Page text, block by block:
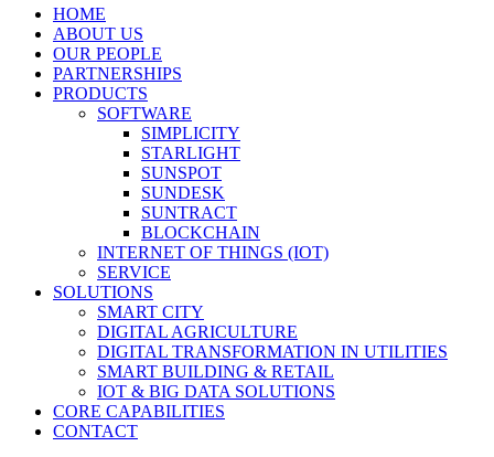
HOME
ABOUT US
OUR PEOPLE
PARTNERSHIPS
PRODUCTS
SOFTWARE
SIMPLICITY
STARLIGHT
SUNSPOT
SUNDESK
SUNTRACT
BLOCKCHAIN
INTERNET OF THINGS (IOT)
SERVICE
SOLUTIONS
SMART CITY
DIGITAL AGRICULTURE
DIGITAL TRANSFORMATION IN UTILITIES
SMART BUILDING & RETAIL
IOT & BIG DATA SOLUTIONS
CORE CAPABILITIES
CONTACT